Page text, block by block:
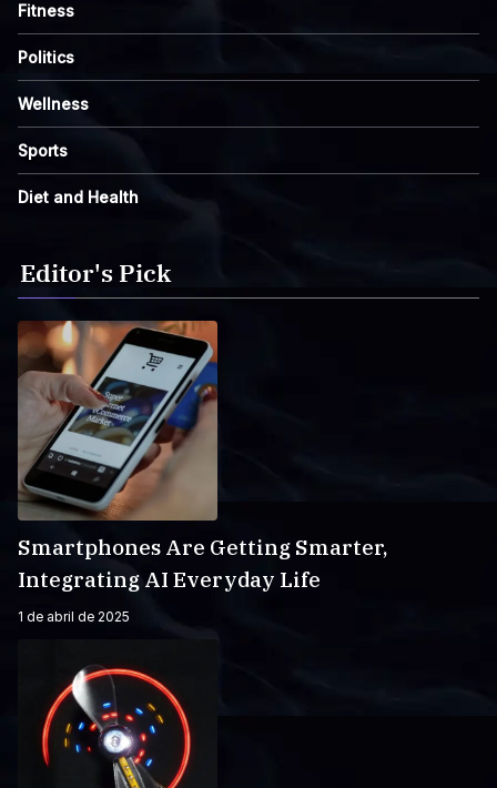
Fitness
Politics
Wellness
Sports
Diet and Health
Editor's Pick
Smartphones Are Getting Smarter,
Integrating AI Everyday Life
1 de abril de 2025